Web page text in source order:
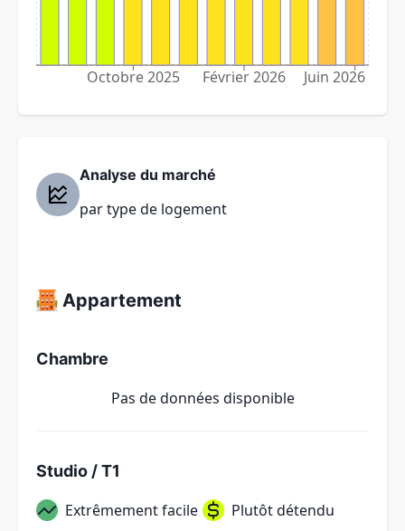
Octobre 2025 Février 2026 Juin 2026
Analyse du marché
par type de logement
Appartement
Chambre
Pas de données disponible
Studio / T1
Extrêmement facile Plutôt détendu